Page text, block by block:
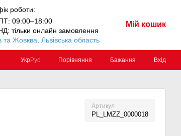
роботи:
09:00–18:00
тільки онлайн замовлення
та Жовква, Львівська область
Мій кошик
УкрРус Порівняння Бажання Вхід
Артикул
PL_LMZZ_0000018